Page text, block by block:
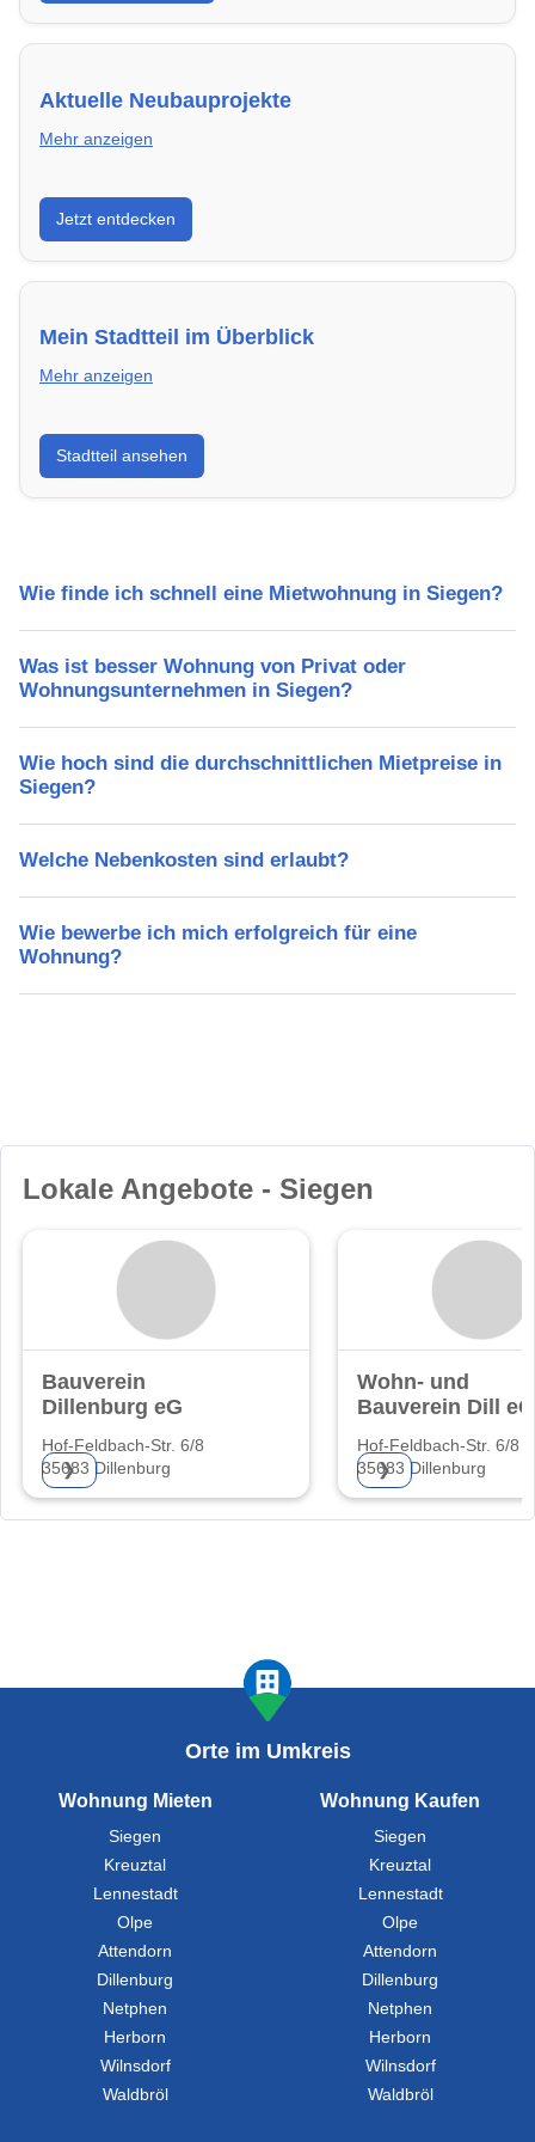
Aktuelle Neubauprojekte
Mehr anzeigen
Entdecke Neubauprojekte in Siegen – modern,
energieeffizient und sofort bezugsfertig.
Jetzt entdecken
Mein Stadtteil im Überblick
Mehr anzeigen
Erfahre mehr über deinen Stadtteil in Siegen:
Lebensqualität, Verkehrsanbindung, Schulen,
Freizeitmöglichkeiten und Mietpreise.
Stadtteil ansehen
Wie finde ich schnell eine Mietwohnung in Siegen?
Was ist besser Wohnung von Privat oder
Wohnungsunternehmen in Siegen?
Wie hoch sind die durchschnittlichen Mietpreise in
Siegen?
Welche Nebenkosten sind erlaubt?
Wie bewerbe ich mich erfolgreich für eine
Wohnung?
Lokale Angebote - Siegen
Bauverein
Dillenburg eG
Hof-Feldbach-Str. 6/8
35683 Dillenburg
❯
Wohn- und
Bauverein Dill eG
Hof-Feldbach-Str. 6/8
35683 Dillenburg
❯
Orte im Umkreis
Wohnung Mieten
Siegen
Kreuztal
Lennestadt
Olpe
Attendorn
Dillenburg
Netphen
Herborn
Wilnsdorf
Waldbröl
Wohnung Kaufen
Siegen
Kreuztal
Lennestadt
Olpe
Attendorn
Dillenburg
Netphen
Herborn
Wilnsdorf
Waldbröl